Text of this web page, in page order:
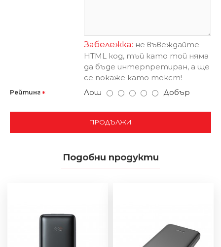
Забележка: не въвеждайте
HTML код, тъй като той няма
да бъде интерпретиран, а ще
се покаже като текст!
Рейтинг Лош Добър
ПРОДЪЛЖИ
Подобни продукти